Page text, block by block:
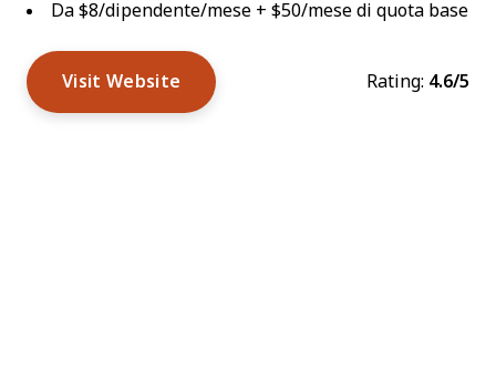
Da $8/dipendente/mese + $50/mese di quota base
Visit Website Rating: 4.6/5